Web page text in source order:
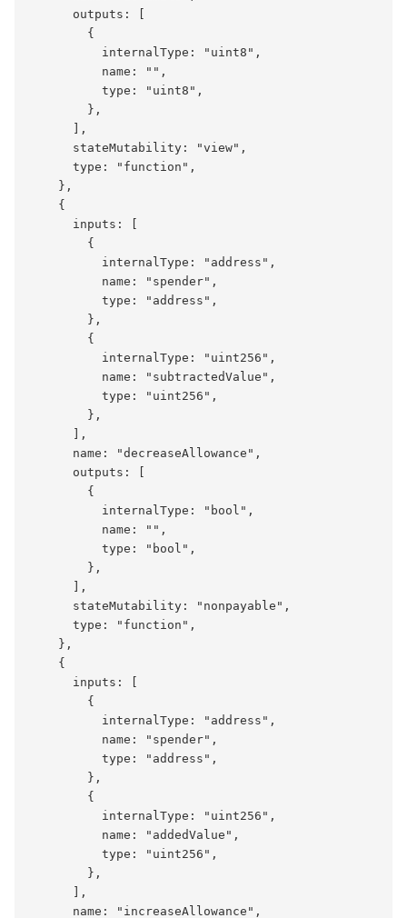
      outputs: [
        {
          internalType: "uint8",
          name: "",
          type: "uint8",
        },
      ],
      stateMutability: "view",
      type: "function",
    },
    {
      inputs: [
        {
          internalType: "address",
          name: "spender",
          type: "address",
        },
        {
          internalType: "uint256",
          name: "subtractedValue",
          type: "uint256",
        },
      ],
      name: "decreaseAllowance",
      outputs: [
        {
          internalType: "bool",
          name: "",
          type: "bool",
        },
      ],
      stateMutability: "nonpayable",
      type: "function",
    },
    {
      inputs: [
        {
          internalType: "address",
          name: "spender",
          type: "address",
        },
        {
          internalType: "uint256",
          name: "addedValue",
          type: "uint256",
        },
      ],
      name: "increaseAllowance",